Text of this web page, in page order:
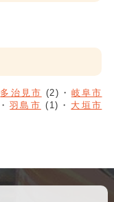
多治見市 (2)
岐阜市
羽島市 (1)
大垣市